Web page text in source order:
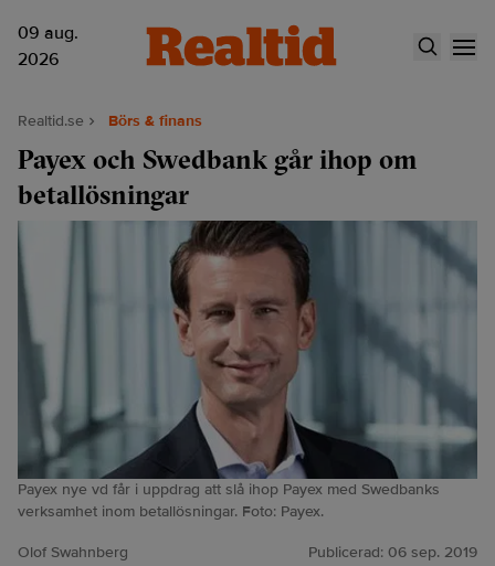
09 aug.
2026
Realtid.se Börs & finans
Payex och Swedbank går ihop om
betallösningar
Payex nye vd får i uppdrag att slå ihop Payex med Swedbanks
verksamhet inom betallösningar. Foto: Payex.
Olof Swahnberg Publicerad: 06 sep. 2019